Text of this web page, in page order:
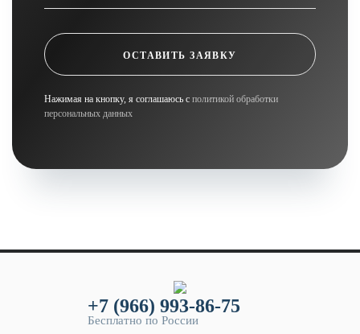
ОСТАВИТЬ ЗАЯВКУ
Нажимая на кнопку, я соглашаюсь с политикой обработки
персональных данных
+7 (966) 993-86-75
Бесплатно по России